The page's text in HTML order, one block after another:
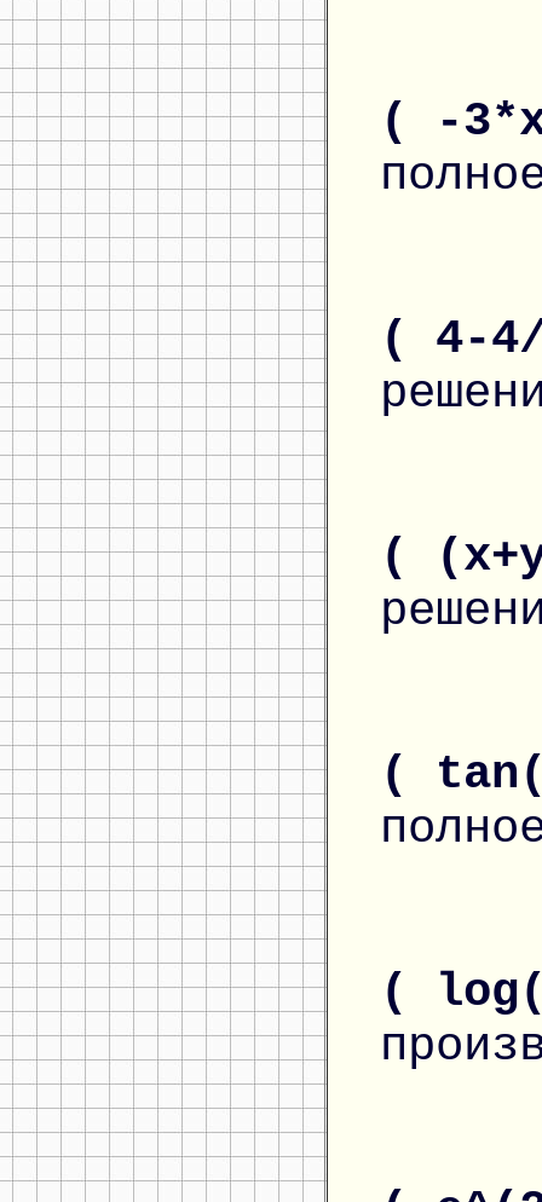
( -
( 4-
(
(
(